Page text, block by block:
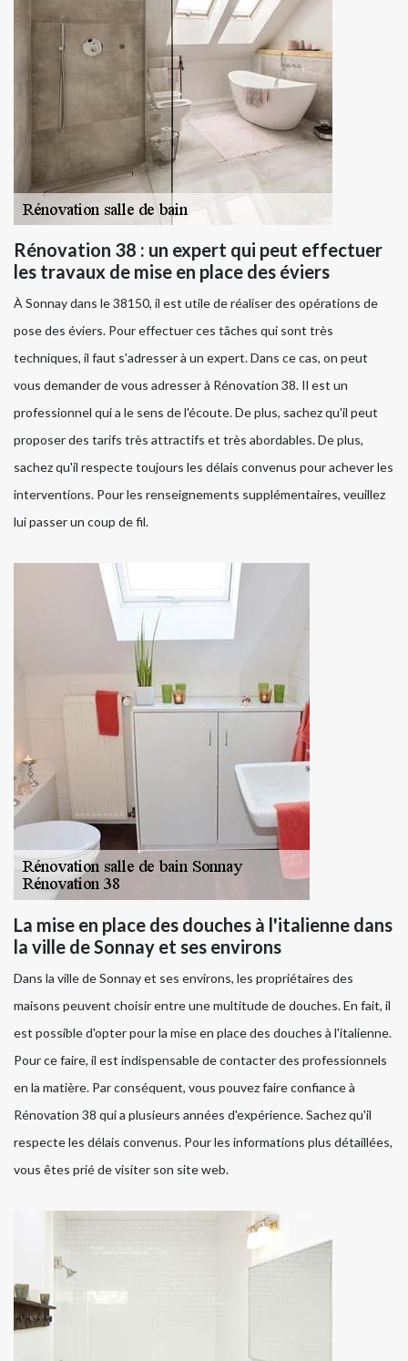
Rénovation 38 : un expert qui peut effectuer
les travaux de mise en place des éviers
À Sonnay dans le 38150, il est utile de réaliser des opérations de
pose des éviers. Pour effectuer ces tâches qui sont très
techniques, il faut s'adresser à un expert. Dans ce cas, on peut
vous demander de vous adresser à Rénovation 38. Il est un
professionnel qui a le sens de l'écoute. De plus, sachez qu'il peut
proposer des tarifs très attractifs et très abordables. De plus,
sachez qu'il respecte toujours les délais convenus pour achever les
interventions. Pour les renseignements supplémentaires, veuillez
lui passer un coup de fil.
La mise en place des douches à l'italienne dans
la ville de Sonnay et ses environs
Dans la ville de Sonnay et ses environs, les propriétaires des
maisons peuvent choisir entre une multitude de douches. En fait, il
est possible d'opter pour la mise en place des douches à l'italienne.
Pour ce faire, il est indispensable de contacter des professionnels
en la matière. Par conséquent, vous pouvez faire confiance à
Rénovation 38 qui a plusieurs années d'expérience. Sachez qu'il
respecte les délais convenus. Pour les informations plus détaillées,
vous êtes prié de visiter son site web.